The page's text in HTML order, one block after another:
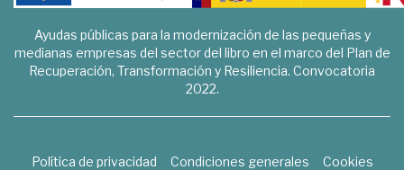
Ayudas públicas para la modernización de las pequeñas y
medianas empresas del sector del libro en el marco del Plan de
Recuperación, Transformación y Resiliencia. Convocatoria
2022.
Política de privacidad Condiciones generales
Cookies